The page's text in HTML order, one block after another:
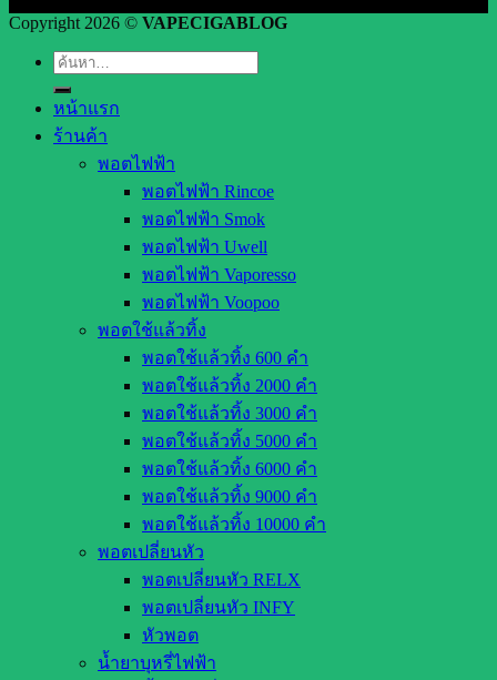
Copyright 2026 © VAPECIGABLOG
ค้นหา:
หน้าแรก
ร้านค้า
พอตไฟฟ้า
พอตไฟฟ้า Rincoe
พอตไฟฟ้า Smok
พอตไฟฟ้า Uwell
พอตไฟฟ้า Vaporesso
พอตไฟฟ้า Voopoo
พอตใช้แล้วทิ้ง
พอตใช้แล้วทิ้ง 600 คำ
พอตใช้แล้วทิ้ง 2000 คำ
พอตใช้แล้วทิ้ง 3000 คำ
พอตใช้แล้วทิ้ง 5000 คำ
พอตใช้แล้วทิ้ง 6000 คำ
พอตใช้แล้วทิ้ง 9000 คำ
พอตใช้แล้วทิ้ง 10000 คำ
พอตเปลี่ยนหัว
พอตเปลี่ยนหัว RELX
พอตเปลี่ยนหัว INFY
หัวพอต
น้ำยาบุหรี่ไฟฟ้า